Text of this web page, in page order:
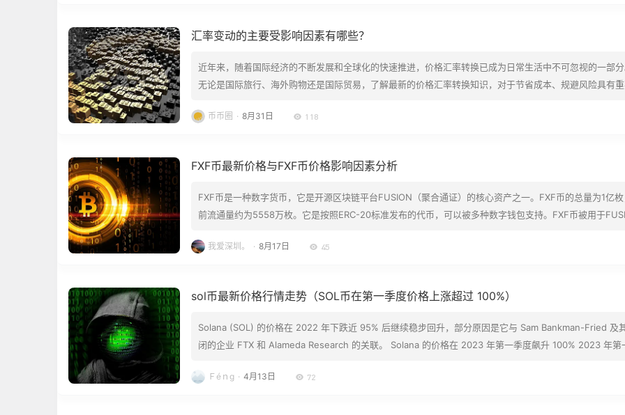
汇率变动的主要受影响因素有哪些？
近年来，随着国际经济的不断发展和全球化的快速推进，价格汇率转换已成为日常生活中不可忽视的一部分
无论是国际旅行、海外购物还是国际贸易，了解最新的价格汇率转换知识，对于节省成本、规避风险具有
种货币之间的比价，它反映了一国货币兑换另一种货币所需要的数量。通常，我们会以一个国家的货币为基
币币圈 · 8月31日 118
FXF币最新价格与FXF币价格影响因素分析
FXF币是一种数字货币，它是开源区块链平台FUSION（聚合通证）的核心资产之一。FXF币的总量为1亿枚
前流通量约为5558万枚。它是按照ERC-20标准发布的代币，可以被多种数字钱包支持。FXF币被用于
年3月，FXF币的价格从0.43美元上升至0.55美元，上涨了约27.9%。…
我爱深圳。 · 8月17日 45
sol币最新价格行情走势（SOL币在第一季度价格上涨超过 100%）
Solana (SOL) 的价格在 2022 年下跌近 95% 后继续稳步回升，部分原因是它与 Sam Bankman-Fried 及
闭的企业 FTX 和 Alameda Research 的关联。 Solana 的价格在 2023 年第一季度飙升 100% 2023 年第
Ｆéｎg · 4月13日 72